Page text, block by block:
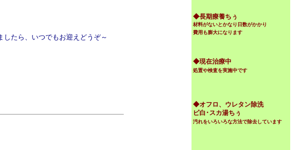
たら、いつでもお迎えどうぞ～
◆長期療養ちぅ
材料がないとかなり日数がかかり
費用も膨大になります
◆現在治療中
処置や検査を実施中です
◆オフロ、ウレタン除洗
ビ白･スカ湯ちぅ
汚れをいろいろな方法で除去しています